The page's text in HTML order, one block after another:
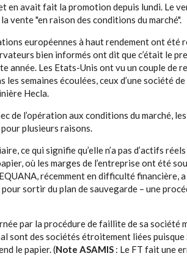
en avait fait la promotion depuis lundi. Le
vente "en raison des conditions du marché".
européennes à haut rendement ont été
bien informés ont dit que c’était le
année. Les Etats-Unis ont vu un couple de
les semaines écoulées, ceux d’une société
Hecla.
de l’opération aux conditions du marché,
plusieurs raisons.
ce qui signifie qu’elle n’a pas d’actifs
où les marges de l’entreprise ont été
récemment en difficulté financière,
sortir du plan de sauvegarde – une
par la procédure de faillite de sa société
sont des sociétés étroitement liées puisque
le papier. (Note ASAMIS : Le FT fait une